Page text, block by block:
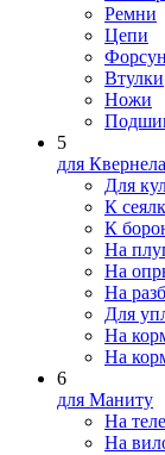
Ремни
Цепи
Втулки
Ножи
5
для
Для
К
К
На
На
На
Для
На
На
6
для Маниту
На
На